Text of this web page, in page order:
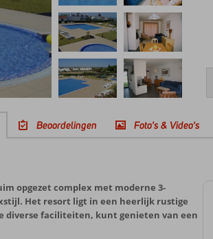
Beoordelingen Foto's & Video's
opgezet complex met moderne 3-
Het resort ligt in een heerlijk rustige
diverse faciliteiten, kunt genieten van een